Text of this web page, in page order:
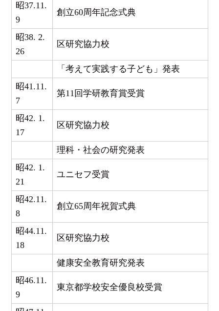
昭37.11.
9
創立60周年記念式典
昭38. 2.
26
区研究協力校
「考えて実践する子ども」発表
昭41.11.
7
第11回学研教育賞受賞
昭42. 1.
17
区研究協力校
理科・社会の研究発表
昭42. 1.
21
ユニセフ受賞
昭42.11.
8
創立65周年祝賀式典
昭44.11.
18
区研究協力校
健康安全教育研究発表
昭46.11.
9
東京都学校安全優良校受賞